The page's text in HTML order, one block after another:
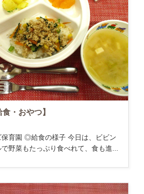
・おやつ】
育園 ◎給食の様子 今日は、ビビン
野菜もたっぷり食べれて、食も進...